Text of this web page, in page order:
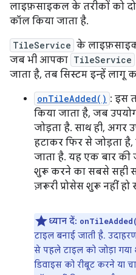
लाइफ़साइकल के तरीकों को
कॉल किया जाता है.
TileService के
जब भी आपका TileService
जाता है, तब सिस्टम इन्हें लागू
onTileAdded() : इस
किया जाता है, जब
जोड़ता है. साथ ही, अगर
हटाकर फिर से जोड़ता
जाता है. यह एक बार की
शुरू करने का सबसे सही
ज़रूरी प्रोसेस शुरू नहीं हो
ध्यान दें:
टाइल बनाई जाती है.
से पहले टाइल को जोड़ा गया
डिवाइस को रीबूट करने या